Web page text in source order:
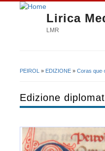
Lirica
LMR
PEIROL » EDIZIONE » Coras
Edizione